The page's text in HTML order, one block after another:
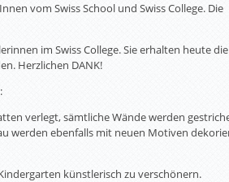
vom Swiss School und Swiss College. Die
im Swiss College. Sie erhalten heute
Herzlichen DANK!
verlegt, sämtliche Wände werden
werden ebenfalls mit neuen Motiven
künstlerisch zu verschönern.